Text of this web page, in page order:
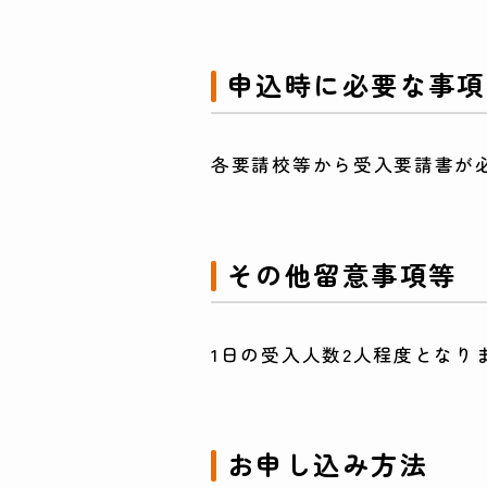
申込時に必要な事
各要請校等から受入要請書が
その他留意事項等
1日の受入人数2人程度となり
お申し込み方法